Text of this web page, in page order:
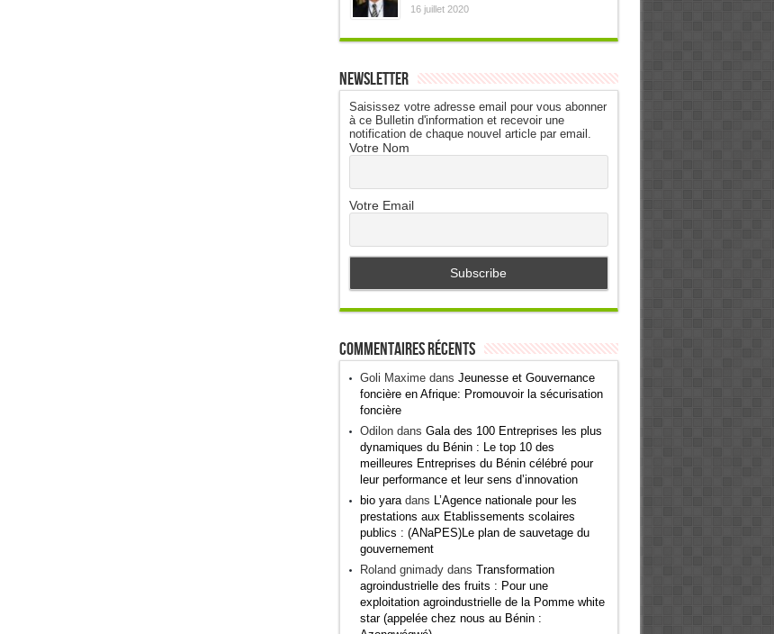
16 juillet 2020
Newsletter
Saisissez votre adresse email pour vous abonner
à ce Bulletin d'information et recevoir une
notification de chaque nouvel article par email.
Votre Nom
Votre Email
Commentaires récents
Goli Maximedans Jeunesse et Gouvernance
foncière en Afrique: Promouvoir la sécurisation
foncière
Odilondans Gala des 100 Entreprises les plus
dynamiques du Bénin : Le top 10 des
meilleures Entreprises du Bénin célébré pour
leur performance et leur sens d’innovation
bio yaradans L’Agence nationale pour les
prestations aux Etablissements scolaires
publics : (ANaPES)Le plan de sauvetage du
gouvernement
Roland gnimadydans Transformation
agroindustrielle des fruits : Pour une
exploitation agroindustrielle de la Pomme white
star (appelée chez nous au Bénin :